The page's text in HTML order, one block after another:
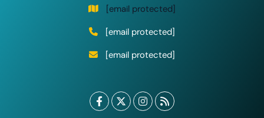
[email protected]
[email protected]
[email protected]